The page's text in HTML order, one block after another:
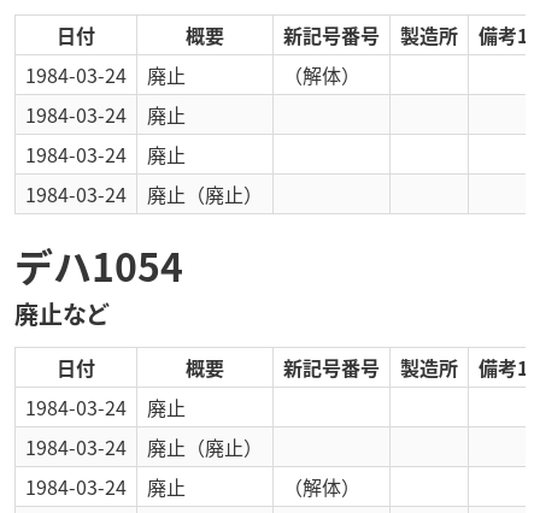
日付 概要 新記号番号 製造所
備考1
1984-03-24
廃止
（解体）
1984-03-24
廃止
1984-03-24
廃止
1984-03-24
廃止 （廃止）
デハ1054
廃止など
日付 概要 新記号番号 製造所
備考1
1984-03-24
廃止
1984-03-24
廃止 （廃止）
1984-03-24
廃止
（解体）